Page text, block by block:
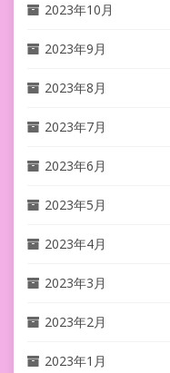
2023年10月
2023年9月
2023年8月
2023年7月
2023年6月
2023年5月
2023年4月
2023年3月
2023年2月
2023年1月